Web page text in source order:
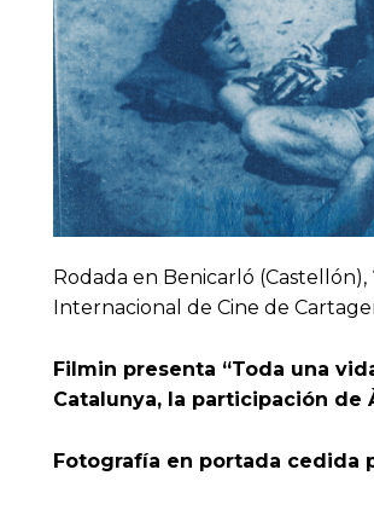
Rodada en Benicarló
Internacional de Cine de
Filmin presenta “Toda una
Catalunya, la participación de
Fotografía en portada cedida